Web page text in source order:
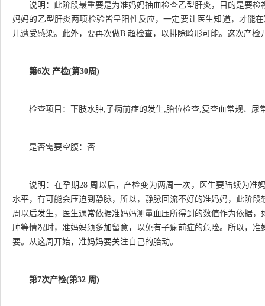
说明：此阶段最重要是为准妈妈抽血检查乙型肝炎，目的是要
妈妈的乙型肝炎两项检验皆呈阳性反应，一定要让医生知道，才能
儿遭受感染。此外，要再次做B 超检查，以排除畸形可能。这次产
第6次 产检(第30周)
检查项目：下肢水肿;子痫前症的发生;胎位检查;复查血常规、
是否需要空腹：否
说明：在孕期28 周以后，产检变为两周一次，医生要陆续为
水平，有可能会压迫到静脉，所以，静脉回流不好的准妈妈，此阶
周以后发生，医生通常依据准妈妈测量血压所得到的数值作为依据
肿等情况时，准妈妈须多加留意，以免有子痫前症的危险。所以，
要。从这周开始，准妈妈要关注自己的胎动。
第7次产检(第32 周)